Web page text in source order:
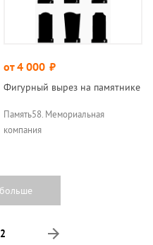
от 4 000 руб.
Фигурный вырез на памятнике
Память58. Мемориальная
компания
2 Вперед